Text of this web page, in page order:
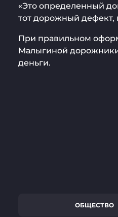
«Это определенный
тот дорожный дефект,
При правильном
Малыгиной дорожники
деньги.
ОБЩЕСТВО